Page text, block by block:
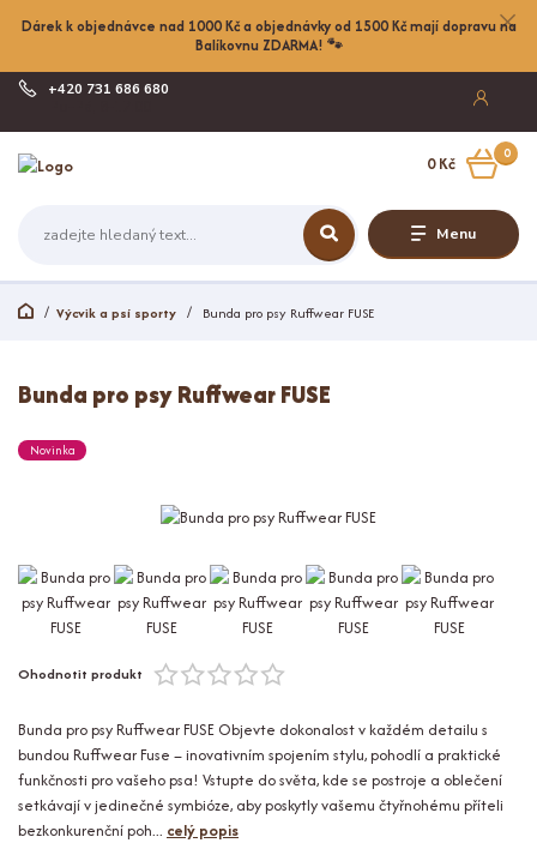
Dárek k objednávce nad 1000 Kč a objednávky od 1500 Kč mají dopravu na
Balíkovnu ZDARMA! 🐾
Menu
+420 731 686 680
0
0 Kč
Výcvik a psí sporty Bunda pro psy Ruffwear FUSE
Bunda pro psy Ruffwear FUSE
Novinka
Ohodnotit produkt
Bunda pro psy Ruffwear FUSE Objevte dokonalost v každém detailu s
bundou Ruffwear Fuse – inovativním spojením stylu, pohodlí a praktické
funkčnosti pro vašeho psa! Vstupte do světa, kde se postroje a oblečení
setkávají v jedinečné symbióze, aby poskytly vašemu čtyřnohému příteli
bezkonkurenční poh... celý popis